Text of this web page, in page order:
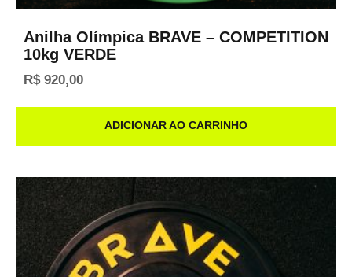
Anilha Olímpica BRAVE – COMPETITION
10kg VERDE
R$920,00
ADICIONAR AO CARRINHO